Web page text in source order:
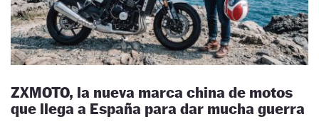
ZXMOTO, la nueva marca china de motos
que llega a España para dar mucha guerra